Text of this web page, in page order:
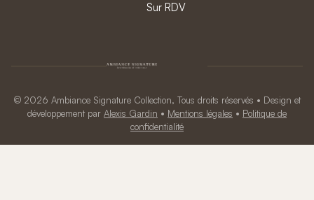
Sur RDV
© 2026 Ambiance Signature Collection, Tous droits réservés • Design et
développement par Alexis Gardin • Mentions légales • Politique de
confidentialité